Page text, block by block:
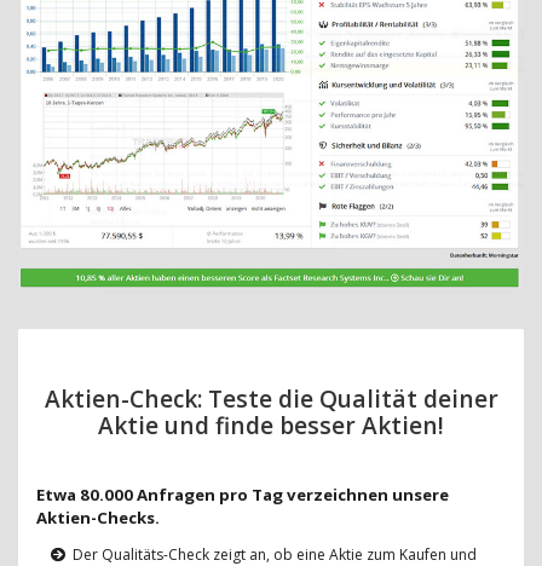
Aktien-Check: Teste die Qualität deiner
Aktie und finde besser Aktien!
Etwa 80.000 Anfragen pro Tag verzeichnen unsere
Aktien-Checks.
Der Qualitäts-Check zeigt an, ob eine Aktie zum Kaufen und